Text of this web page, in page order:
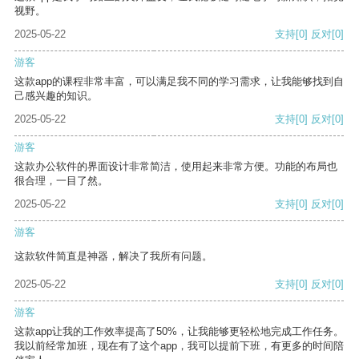
视野。
2025-05-22
支持[0] 反对[0]
游客
这款app的课程非常丰富，可以满足我不同的学习需求，让我能够找到自
己感兴趣的知识。
2025-05-22
支持[0] 反对[0]
游客
这款办公软件的界面设计非常简洁，使用起来非常方便。功能的布局也
很合理，一目了然。
2025-05-22
支持[0] 反对[0]
游客
这款软件简直是神器，解决了我所有问题。
2025-05-22 支持[0] 反对[0]
游客
这款app让我的工作效率提高了50%，让我能够更轻松地完成工作任务。
我以前经常加班，现在有了这个app，我可以提前下班，有更多的时间陪